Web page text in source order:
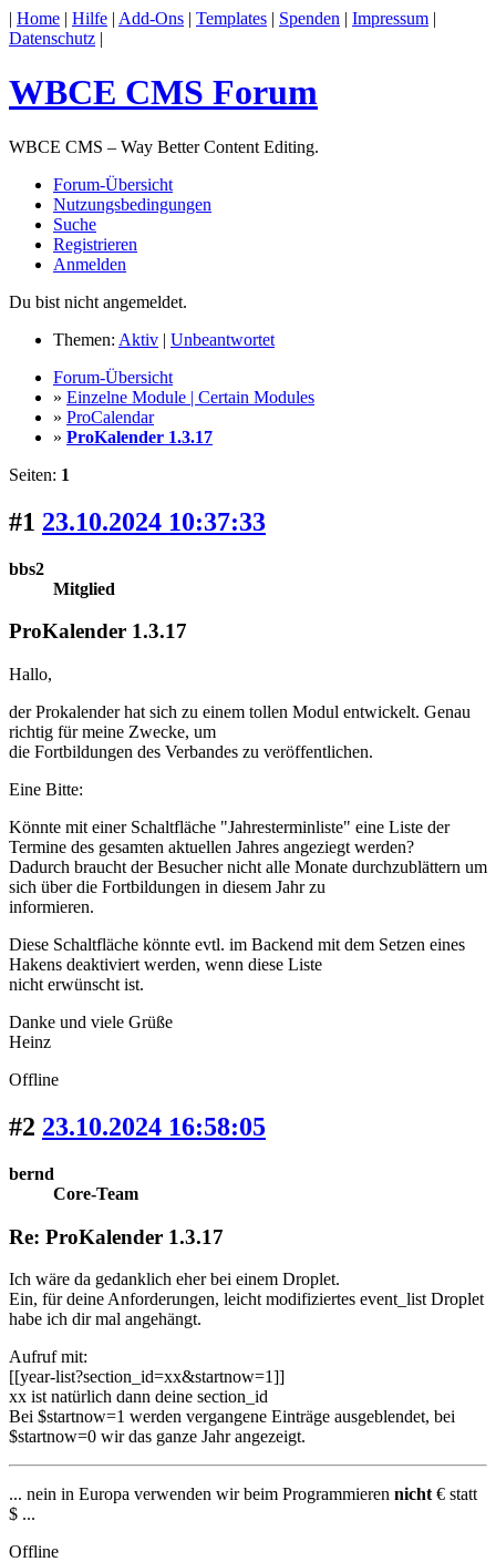
| Home | Hilfe | Add-Ons | Templates | Spenden | Impressum |
Datenschutz |
WBCE CMS Forum
WBCE CMS – Way Better Content Editing.
Forum-Übersicht
Nutzungsbedingungen
Suche
Registrieren
Anmelden
Du bist nicht angemeldet.
Themen: Aktiv | Unbeantwortet
Forum-Übersicht
» Einzelne Module | Certain Modules
» ProCalendar
» ProKalender 1.3.17
Seiten: 1
#1 23.10.2024 10:37:33
bbs2
Mitglied
ProKalender 1.3.17
Hallo,
der Prokalender hat sich zu einem tollen Modul entwickelt. Genau
richtig für meine Zwecke, um
die Fortbildungen des Verbandes zu veröffentlichen.
Eine Bitte:
Könnte mit einer Schaltfläche "Jahresterminliste" eine Liste der
Termine des gesamten aktuellen Jahres angeziegt werden?
Dadurch braucht der Besucher nicht alle Monate durchzublättern um
sich über die Fortbildungen in diesem Jahr zu
informieren.
Diese Schaltfläche könnte evtl. im Backend mit dem Setzen eines
Hakens deaktiviert werden, wenn diese Liste
nicht erwünscht ist.
Danke und viele Grüße
Heinz
Offline
#2 23.10.2024 16:58:05
bernd
Core-Team
Re: ProKalender 1.3.17
Ich wäre da gedanklich eher bei einem Droplet.
Ein, für deine Anforderungen, leicht modifiziertes event_list Droplet
habe ich dir mal angehängt.
Aufruf mit:
[[year-list?section_id=xx&startnow=1]]
xx ist natürlich dann deine section_id
Bei $startnow=1 werden vergangene Einträge ausgeblendet, bei
$startnow=0 wir das ganze Jahr angezeigt.
... nein in Europa verwenden wir beim Programmieren nicht € statt
$ ...
Offline